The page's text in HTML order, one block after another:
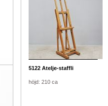
5122Atelje-staffli
höjd: 210 ca